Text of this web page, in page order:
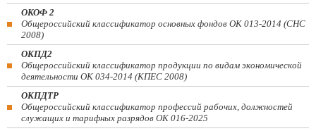
ОКОФ 2
Общероссийский классификатор основных фондов ОК 013-2014 (СНС
2008)
ОКПД2
Общероссийский классификатор продукции по видам экономической
деятельности ОК 034-2014 (КПЕС 2008)
ОКПДТР
Общероссийский классификатор профессий рабочих, должностей
служащих и тарифных разрядов ОК 016-2025